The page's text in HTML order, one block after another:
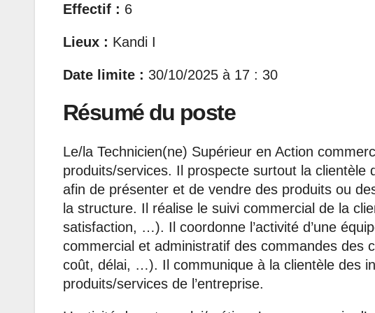
Effectif : 6
Lieux : Kandi I
Date limite : 30/10/2025 à 17 : 30
Résumé du poste
Le/la Technicien(ne) Supérieur en Action
produits/services. Il prospecte surtout la clientèle
afin de présenter et de vendre des produits ou
la structure. Il réalise le suivi commercial de la
satisfaction, …). Il coordonne l’activité d’une
commercial et administratif des commandes des
coût, délai, …). Il communique à la clientèle des
produits/services de l’entreprise.